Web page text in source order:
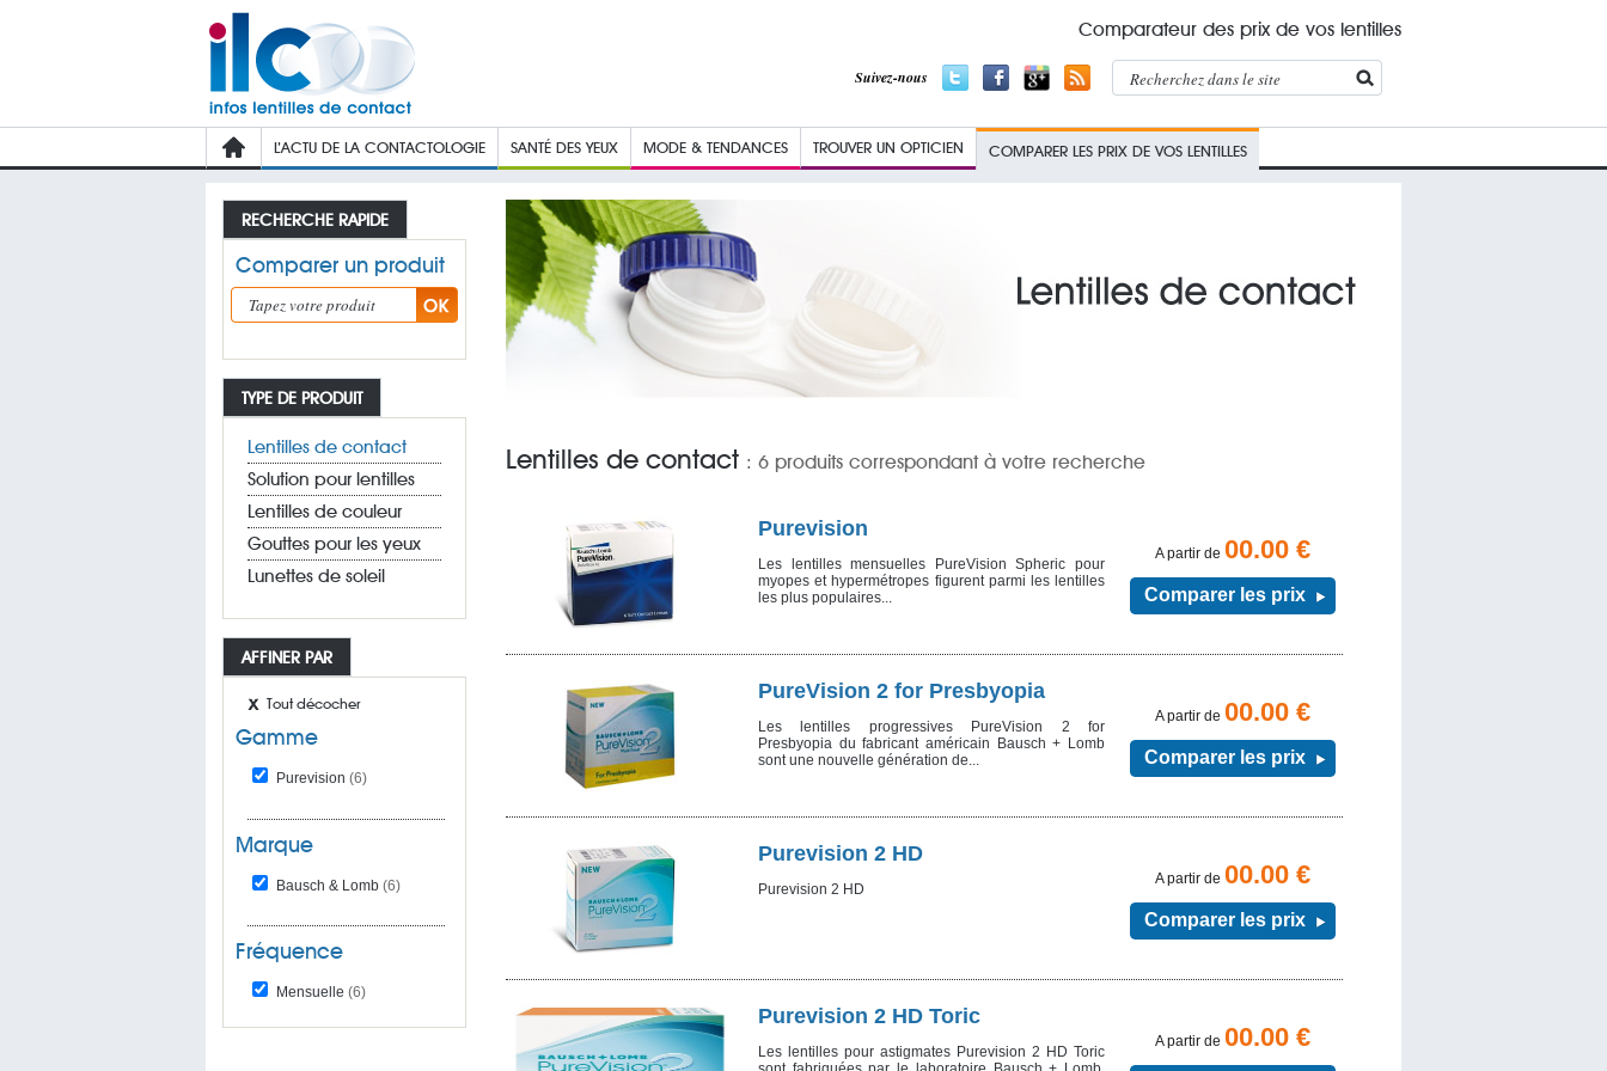
Comparateur des prix de vos lentilles
Suivez-nous
L’ACTU DE LA CONTACTOLOGIE SANTÉ DES YEUX MODE & TENDANCES TROUVER UN OPTICIEN COMPARER LES PRIX DE VOS LENTILLES
RECHERCHE RAPIDE
Comparer un produit
TYPE DE PRODUIT
Lentilles de contact
Solution pour lentilles
Lentilles de couleur
Gouttes pour les yeux
Lunettes de soleil
AFFINER PAR
Tout décocher
Gamme
Purevision (6)
Marque
Bausch & Lomb (6)
Fréquence
Mensuelle (6)
Lentilles de contact : 6 produits correspondant à votre recherche
Purevision
Les lentilles mensuelles PureVision Spheric pour
myopes et hypermétropes figurent parmi les lentilles
les plus populaires...
A partir de 00.00 €
Comparer les prix
PureVision 2 for Presbyopia
Les lentilles progressives PureVision 2 for
Presbyopia du fabricant américain Bausch + Lomb
sont une nouvelle génération de...
A partir de 00.00 €
Comparer les prix
Purevision 2 HD
Purevision 2 HD
A partir de 00.00 €
Comparer les prix
Purevision 2 HD Toric
Les lentilles pour astigmates Purevision 2 HD Toric
A partir de 00.00 €